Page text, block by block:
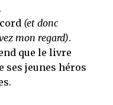
(et donc
mon regard).
que le livre
ses jeunes héros